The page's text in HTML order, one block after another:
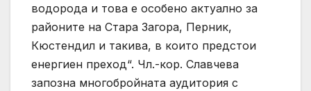
водорода и това е особено актуално за
районите на Стара Загора, Перник,
Кюстендил и такива, в които предстои
енергиен преход“. Чл.-кор. Славчева
запозна многобройната аудитория с